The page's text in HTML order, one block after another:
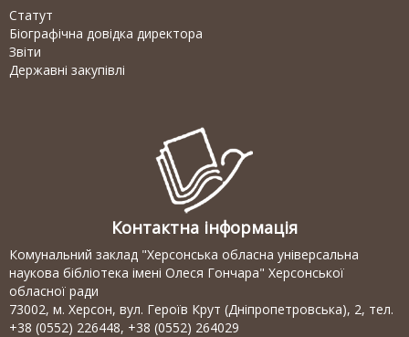
Статут
Біографічна довідка директора
Звіти
Державні закупівлі
Контактна інформація
Комунальний заклад "Херсонська обласна універсальна
наукова бібліотека імені Олеся Гончара" Херсонської
обласної ради
73002, м. Херсон, вул. Героїв Крут (Дніпропетровська), 2, тел.
+38 (0552) 226448, +38 (0552) 264029